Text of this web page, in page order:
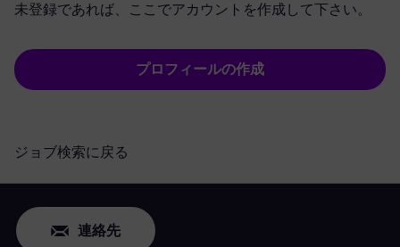
未登録であれば、ここでアカウントを作成して下さい。
プロフィールの作成
ジョブ検索に戻る
連絡先